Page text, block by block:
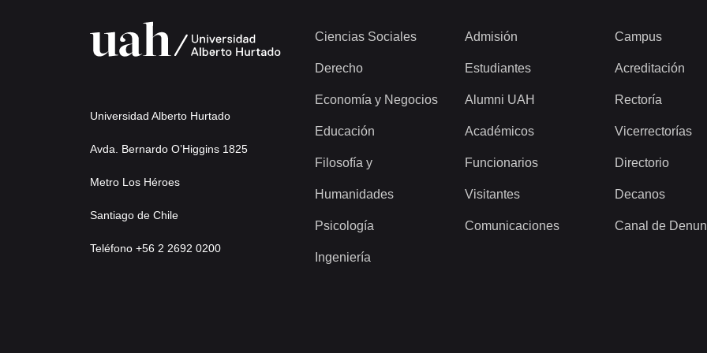
Universidad Alberto Hurtado
Avda. Bernardo O’Higgins 1825
Metro Los Héroes
Santiago de Chile
Teléfono +56 2 2692 0200
Ciencias Sociales
Derecho
Economía y Negocios
Educación
Filosofía y
Humanidades
Psicología
Ingeniería
Admisión
Estudiantes
Alumni UAH
Académicos
Funcionarios
Visitantes
Comunicaciones
Campus
Acreditación
Rectoría
Vicerrectorías
Directorio
Decanos
Canal de